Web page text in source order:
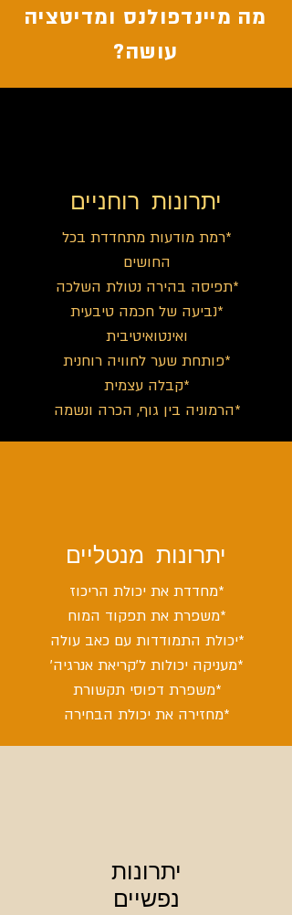
מה מיינדפולנס ומדיטציה
עושה?
יתרונות רוחניים
*רמת מודעות מתחדדת בכל
החושים
*תפיסה בהירה נטולת השלכה
*נביעה של חכמה טיבעית
ואינטואיטיבית
*פותחת שער לחוויה רוחנית
*קבלה עצמית
*הרמוניה בין גוף, הכרה ונשמה
יתרונות מנטליים
*מחדדת את יכולת הריכוז
*משפרת את תפקוד המוח
*יכולת התמודדות עם כאב עולה
*מעניקה יכולות ל'קריאת אנרגיה'
*משפרת דפוסי תקשורת
*מחזירה את יכולת הבחירה
יתרונות
נפשיים